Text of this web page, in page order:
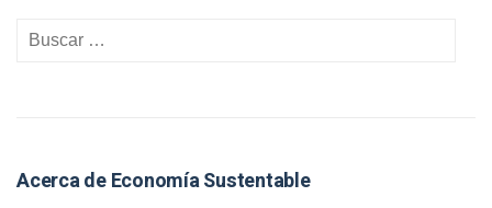
Acerca de Economía Sustentable